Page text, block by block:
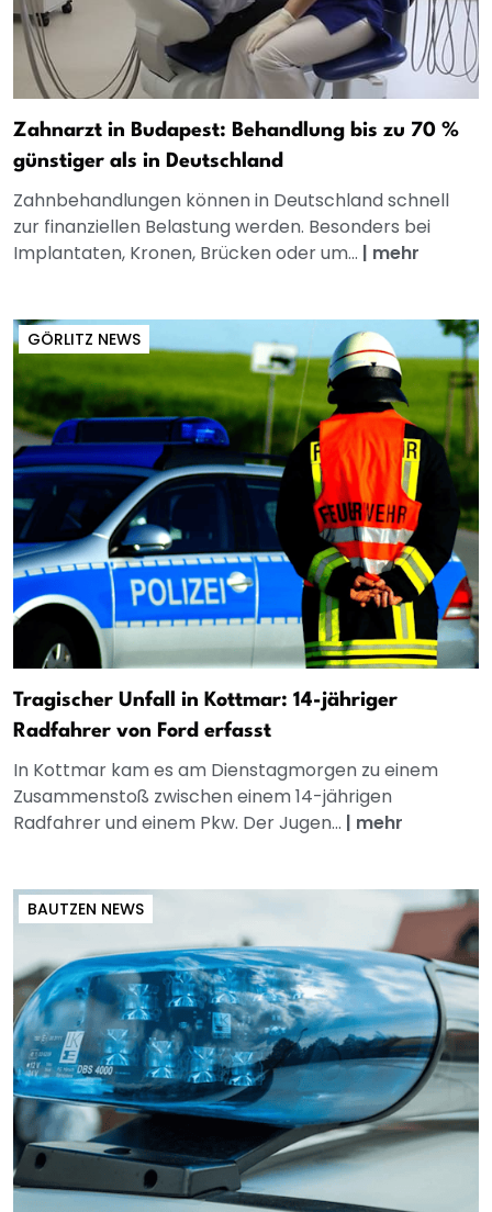
Zahnarzt in Budapest: Behandlung bis zu 70 %
günstiger als in Deutschland
Zahnbehandlungen können in Deutschland schnell
zur finanziellen Belastung werden. Besonders bei
Implantaten, Kronen, Brücken oder um... | mehr
GÖRLITZ NEWS
Tragischer Unfall in Kottmar: 14-jähriger
Radfahrer von Ford erfasst
In Kottmar kam es am Dienstagmorgen zu einem
Zusammenstoß zwischen einem 14-jährigen
Radfahrer und einem Pkw. Der Jugen... | mehr
BAUTZEN NEWS